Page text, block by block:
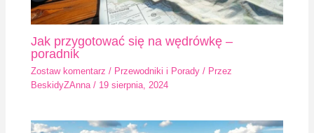
Jak przygotować się na wędrówkę –
poradnik
Zostaw komentarz / Przewodniki i Porady / Przez
BeskidyZAnna/ 19 sierpnia, 2024